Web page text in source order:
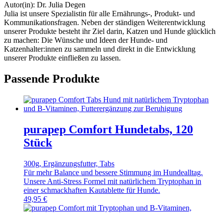
Autor(in): Dr. Julia Degen
Julia ist unsere Spezialistin für alle Ernährungs-, Produkt- und
Kommunikationsfragen. Neben der ständigen Weiterentwicklung
unserer Produkte besteht ihr Ziel darin, Katzen und Hunde glücklich
zu machen: Die Wünsche und Ideen der Hunde- und
Katzenhalter:innen zu sammeln und direkt in die Entwicklung
unserer Produkte einfließen zu lassen.
Passende Produkte
purapep Comfort Hundetabs, 120
Stück
300g, Ergänzungsfutter, Tabs
Für mehr Balance und bessere Stimmung im Hundealltag.
Unsere Anti-Stress Formel mit natürlichem Tryptophan in
einer schmackhaften Kautablette für Hunde.
49,95 €